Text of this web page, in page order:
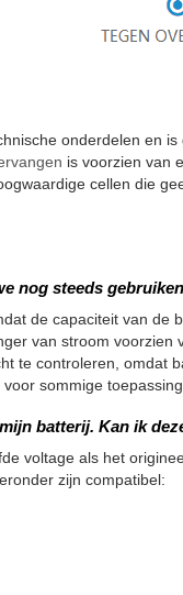
onderdelen en
is voorzien van
cellen die
nog steeds
de capaciteit van de
van stroom voorzien
te controleren, omdat
sommige
batterij. Kan ik
voltage als het
zijn compatibel: